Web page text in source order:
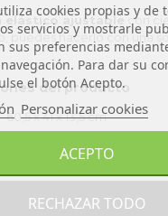
ajustablecon
puedes hacerlo con una
del producto
60,5 x 41 x 13,5 cm
gr
cookies propias y de
servicios y mostrarle
sus preferencias
Para dar su
el botón Acepto.
Personalizar cookies
RECHAZAR TODO
ACEPTO